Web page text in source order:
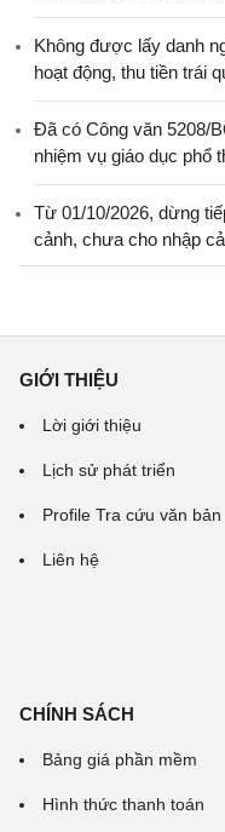
Không được lấy danh
hoạt động, thu tiền trái
Đã có Công văn 5208/
nhiệm vụ giáo dục phổ
Từ 01/10/2026, dừng
cảnh, chưa cho nhập
GIỚI THIỆU
Lời giới thiệu
Lịch sử phát triển
Profile Tra cứu văn bản
Liên hệ
CHÍNH SÁCH
Bảng giá phần mềm
Hình thức thanh toán